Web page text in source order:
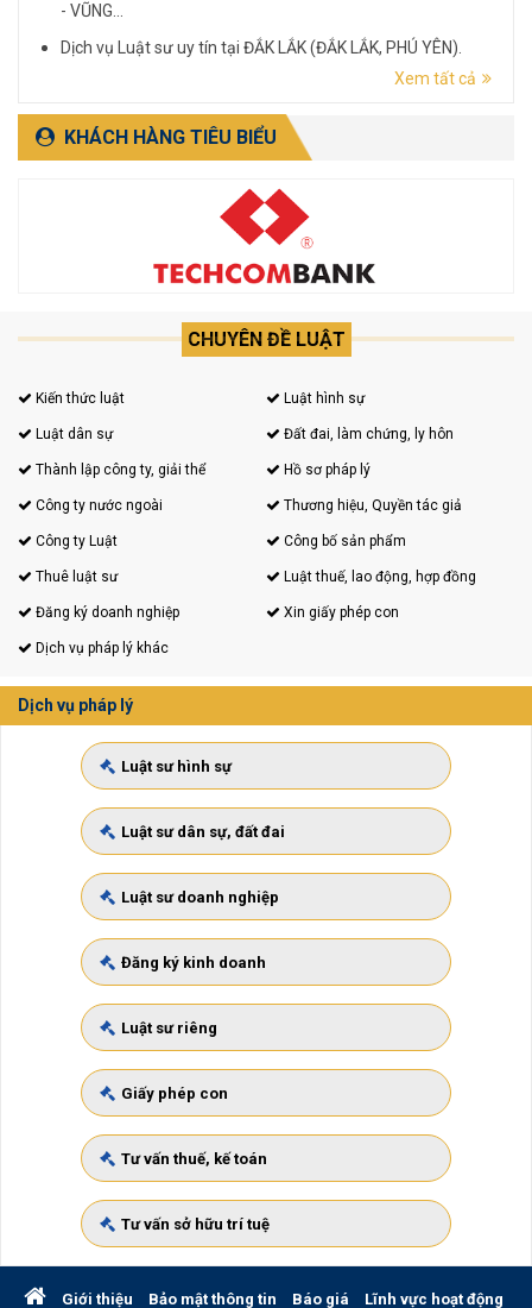
- VŨNG...
Dịch vụ Luật sư uy tín tại ĐẮK LẮK (ĐẮK LẮK, PHÚ YÊN).
Dịch vụ Luật sư uy tín tại LÂM ĐỒNG (LÂM ĐỒNG, ĐẮK
NÔNG, BÌNH THUẬN).
Xem tất cả
KHÁCH HÀNG TIÊU BIỂU
CHUYÊN ĐỀ LUẬT
Kiến thức luật Luật hình sự
Luật dân sự Đất đai, làm chứng, ly hôn
Thành lập công ty, giải thể Hồ sơ pháp lý
Công ty nước ngoài Thương hiệu, Quyền tác giả
Công ty Luật Công bố sản phẩm
Thuê luật sư Luật thuế, lao động, hợp đồng
Đăng ký doanh nghiệp Xin giấy phép con
Dịch vụ pháp lý khác
Dịch vụ pháp lý
Luật sư hình sự
Luật sư dân sự, đất đai
Luật sư doanh nghiệp
Đăng ký kinh doanh
Luật sư riêng
Giấy phép con
Tư vấn thuế, kế toán
Tư vấn sở hữu trí tuệ
Giới thiệu Bảo mật thông tin Báo giá Lĩnh vực hoạt động